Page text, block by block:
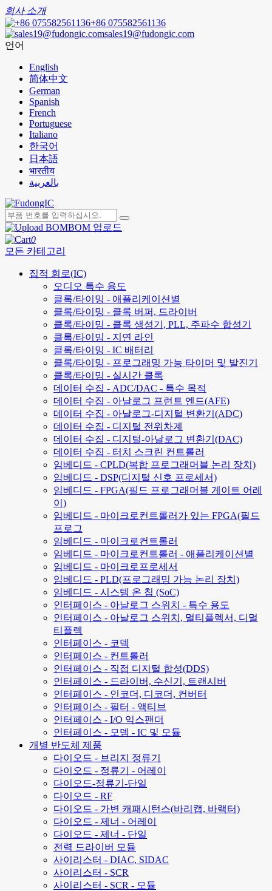
회사 소개
+86 075582561136
sales19@fudongic.com
언어
English
简体中文
German
Spanish
French
Portuguese
Italiano
한국어
日本語
भारतीय
بالعربية
BOM 업로드
0
모든 카테고리
집적 회로(IC)
오디오 특수 용도
클록/타이밍 - 애플리케이션별
클록/타이밍 - 클록 버퍼, 드라이버
클록/타이밍 - 클록 생성기, PLL, 주파수 합성기
클록/타이밍 - 지연 라인
클록/타이밍 - IC 배터리
클록/타이밍 - 프로그래밍 가능 타이머 및 발진기
클록/타이밍 - 실시간 클록
데이터 수집 - ADC/DAC - 특수 목적
데이터 수집 - 아날로그 프런트 엔드(AFE)
데이터 수집 - 아날로그-디지털 변환기(ADC)
데이터 수집 - 디지털 전위차계
데이터 수집 - 디지털-아날로그 변환기(DAC)
데이터 수집 - 터치 스크린 컨트롤러
임베디드 - CPLD(복합 프로그래머블 논리 장치)
임베디드 - DSP(디지털 신호 프로세서)
임베디드 - FPGA(필드 프로그래머블 게이트 어레
이)
임베디드 - 마이크로컨트롤러가 있는 FPGA(필드
프로그
임베디드 - 마이크로컨트롤러
임베디드 - 마이크로컨트롤러 - 애플리케이션별
임베디드 - 마이크로프로세서
임베디드 - PLD(프로그래밍 가능 논리 장치)
임베디드 - 시스템 온 칩 (SoC)
인터페이스 - 아날로그 스위치 - 특수 용도
인터페이스 - 아날로그 스위치, 멀티플렉서, 디멀
티플렉
인터페이스 - 코덱
인터페이스 - 컨트롤러
인터페이스 - 직접 디지털 합성(DDS)
인터페이스 - 드라이버, 수신기, 트랜시버
인터페이스 - 인코더, 디코더, 컨버터
인터페이스 - 필터 - 액티브
인터페이스 - I/O 익스팬더
인터페이스 - 모뎀 - IC 및 모듈
개별 반도체 제품
다이오드 - 브리지 정류기
다이오드 - 정류기 - 어레이
다이오드-정류기-단일
다이오드 - RF
다이오드 - 가변 캐패시턴스(바리캡, 바랙터)
다이오드 - 제너 - 어레이
다이오드 - 제너 - 단일
전력 드라이버 모듈
사이리스터 - DIAC, SIDAC
사이리스터 - SCR
사이리스터 - SCR - 모듈